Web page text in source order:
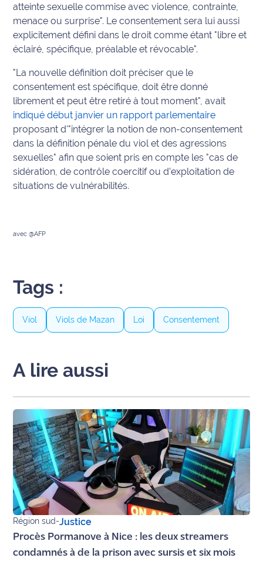
National
International
Défense
Municipales
2026
Contenus
Partenaires
L'invité(e)
Coup de
Fil
rouge
Maritima
C'est
Les
Coachs
Maritima
Bon
plan
sortie
Nous
contacter
atteinte sexuelle commise avec violence, contrainte,
menace ou surprise". Le consentement sera lui aussi
explicitement défini dans le droit comme étant "libre et
éclairé, spécifique, préalable et révocable".
"La nouvelle définition doit préciser que le
consentement est spécifique, doit être donné
librement et peut être retiré à tout moment", avait
indiqué début janvier un rapport parlementaire
proposant d'"intégrer la notion de non-consentement
dans la définition pénale du viol et des agressions
sexuelles" afin que soient pris en compte les "cas de
sidération, de contrôle coercitif ou d’exploitation de
situations de vulnérabilités.
avec @AFP
Tags :
Viol Viols de Mazan Loi Consentement
A lire aussi
Région sud-Justice
Procès Pormanove à Nice : les deux streamers
condamnés à de la prison avec sursis et six mois